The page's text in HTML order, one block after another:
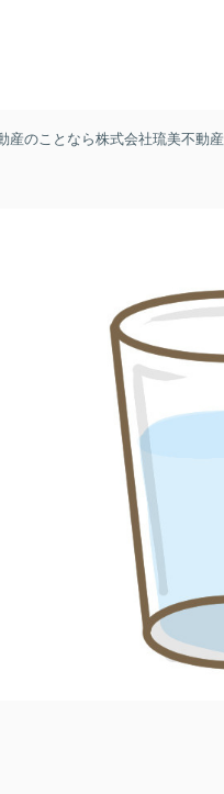
産のことなら株式会社琉美不動産